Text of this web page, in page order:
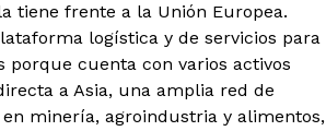
tiene frente a la Unión Europea.
logística y de servicios para
porque cuenta con varios activos
a Asia, una amplia red de
minería, agroindustria y alimentos,